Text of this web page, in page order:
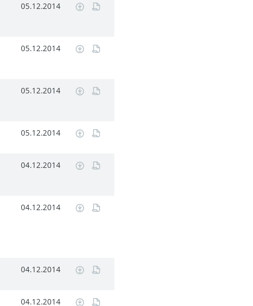
05.12.2014
05.12.2014
05.12.2014
05.12.2014
04.12.2014
04.12.2014
04.12.2014
04.12.2014